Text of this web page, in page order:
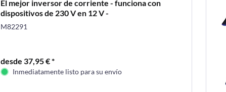
El mejor inversor de corriente - funciona con
dispositivos de 230 V en 12 V -
M82291
desde 37,95 € *
Inmediatamente listo para su envío